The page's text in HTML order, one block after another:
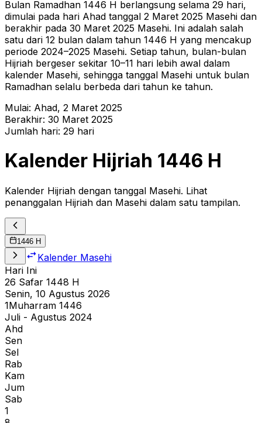
Bulan Ramadhan 1446 H berlangsung selama 29 hari,
dimulai pada hari Ahad tanggal 2 Maret 2025 Masehi dan
berakhir pada 30 Maret 2025 Masehi. Ini adalah salah
satu dari 12 bulan dalam tahun 1446 H yang mencakup
periode 2024–2025 Masehi. Setiap tahun, bulan-bulan
Hijriah bergeser sekitar 10–11 hari lebih awal dalam
kalender Masehi, sehingga tanggal Masehi untuk bulan
Ramadhan selalu berbeda dari tahun ke tahun.
Mulai: Ahad, 2 Maret 2025
Berakhir: 30 Maret 2025
Jumlah hari: 29 hari
Kalender Hijriah 1446 H
Kalender Hijriah dengan tanggal Masehi. Lihat
penanggalan Hijriah dan Masehi dalam satu tampilan.
1446 H
Kalender Masehi
Hari Ini
26 Safar 1448 H
Senin, 10 Agustus 2026
1Muharram 1446
Juli - Agustus 2024
Ahd
Sen
Sel
Rab
Kam
Jum
Sab
1